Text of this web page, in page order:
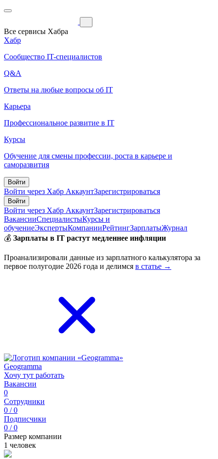
Все сервисы Хабра
Хабр
Сообщество IT-специалистов
Q&A
Ответы на любые вопросы об IT
Карьера
Профессиональное развитие в IT
Курсы
Обучение для смены профессии, роста в карьере и
саморазвития
Войти
Войти через Хабр АккаунтЗарегистрироваться
Войти
Войти через Хабр АккаунтЗарегистрироваться
ВакансииСпециалистыКурсы и
обучениеЭкспертыКомпанииРейтингЗарплатыЖурнал
💰 Зарплаты в IT растут медленнее инфляции
Проанализировали данные из зарплатного калькулятора за
первое полугодие 2026 года и делимся в статье →
Geogramma
Хочу тут работать
Вакансии
0
Сотрудники
0 / 0
Подписчики
0 / 0
Размер компании
1 человек